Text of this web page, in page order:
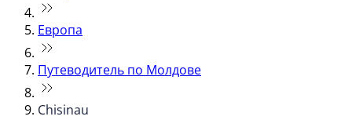
Европа
Путеводитель по Молдове
Chisinau